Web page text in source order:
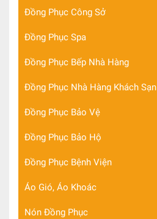
Đồng Phục Công Sở
Đồng Phục Spa
Đồng Phục Bếp Nhà Hàng
Đồng Phục Nhà Hàng Khách Sạn
Đồng Phục Bảo Vệ
Đồng Phục Bảo Hộ
Đồng Phục Bệnh Viện
Áo Gió, Áo Khoác
Nón Đồng Phục